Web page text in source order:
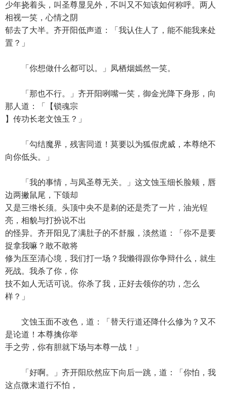
少年挠着头，叫圣尊显见外，不叫又不知该如何称呼。两人
相视一笑，心情之阴
郁去了大半。齐开阳低声道：「我认住人了，能不能我来处
置？」
「你想做什么都可以。」凤栖烟嫣然一笑。
「那也不行。」齐开阳咧嘴一笑，御金光降下身形，向
那人道：「【锁魂宗
】传功长老文蚀玉？」
「勾结魔界，残害同道！莫要以为狐假虎威，本尊绝不
向你低头。」
「我的事情，与凤圣尊无关。」这文蚀玉细长脸颊，唇
边两撇鼠尾，下颌却
又是三绺长须。头顶中央不是剃的还是秃了一片，油光锃
亮，相貌与打扮说不出
的怪异。齐开阳见了满肚子的不舒服，淡然道：「你不是要
捉拿我嘛？敢不敢将
修为压至清心境，我们打一场？我懒得跟你争辩什么，就生
死战。我杀了你，你
技不如人无话可说。你杀了我，正好去领你的功，怎么
样？」
文蚀玉面不改色，道：「替天行道还降什么修为？又不
是论道！本尊擒你举
手之劳，你有胆就下场与本尊一战！」
「好啊。」齐开阳欣然应下向后一跳，道：「你怕，我
这点微末道行不怕，